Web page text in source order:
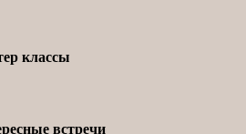
классы
встречи